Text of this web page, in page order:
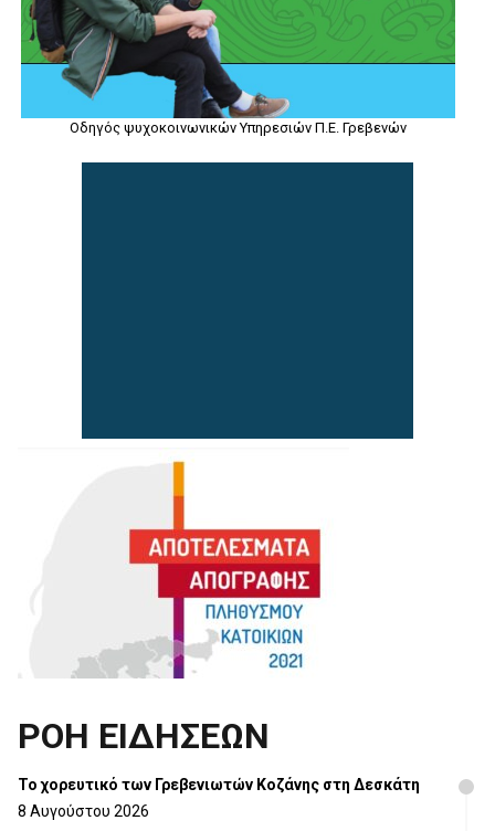
Οδηγός ψυχοκοινωνικών Υπηρεσιών Π.Ε. Γρεβενών
ΡΟΗ ΕΙΔΗΣΕΩΝ
Το χορευτικό των Γρεβενιωτών Κοζάνης στη Δεσκάτη
8 Αυγούστου 2026